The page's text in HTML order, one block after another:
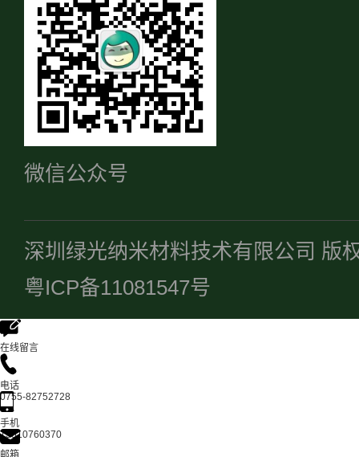
微信公众号
深圳绿光纳米材料技术有限公司 版
粤ICP备11081547号
在线留言
电话
0755-82752728
手机
13510760370
邮箱